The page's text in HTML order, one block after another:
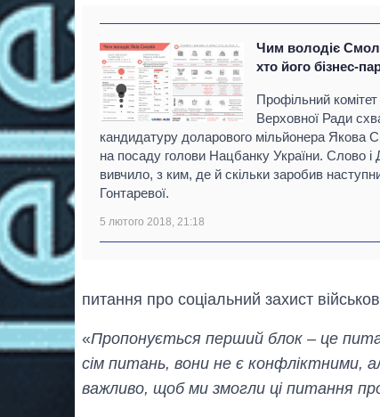
Чим володіє
хто його бізнес-
Профільний комітет
Верховної Ради
кандидатуру доларового мільйонера Якова
на посаду голови Нацбанку України. Слово і
вивчило, з ким, де й скільки заробив
Гонтаревої.
5 лютого 2018, 21:18
питання про соціальний захист
«Пропонується перший блок – це
сім питань, вони не є конфліктними,
важливо, щоб ми змогли ці питання